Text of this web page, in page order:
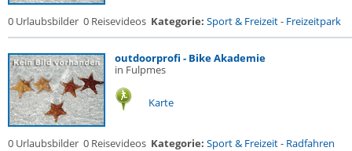
0 Urlaubsbilder 0 Reisevideos Kategorie: Sport & Freizeit- Freizeitpark
outdoorprofi - Bike Akademie
in Fulpmes
Karte
0 Urlaubsbilder 0 Reisevideos Kategorie: Sport & Freizeit- Radfahren